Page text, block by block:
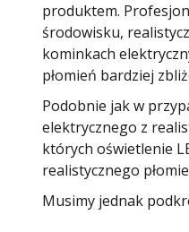
produktem.
środowisku,
kominkach
płomień bardziej
Podobnie jak w
elektrycznego z
których oświetlenie
realistycznego
Musimy jednak